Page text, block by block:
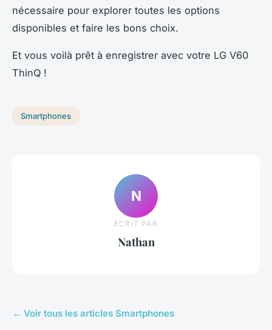
nécessaire pour explorer toutes les options
disponibles et faire les bons choix.
Et vous voilà prêt à enregistrer avec votre LG V60
ThinQ !
Smartphones
N
ECRIT PAR
Nathan
← Voir tous les articles Smartphones